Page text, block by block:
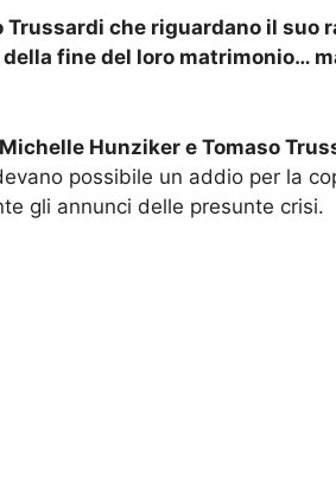
che riguardano il suo
fine del loro matrimonio…
Michelle Hunziker e Tomaso
possibile un addio per la
gli annunci delle presunte crisi.